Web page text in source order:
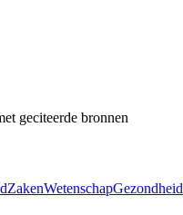
geciteerde bronnen
ZakenWetenschapGezondheid